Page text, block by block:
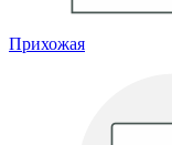
Прихожая